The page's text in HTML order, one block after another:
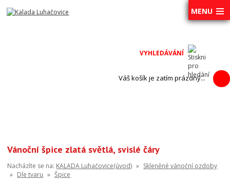
MENU
Váš košík je zatím prázdný...
Vánoční špice zlatá světlá, svislé čáry
Nacházíte se na: KALADA Luhačovice(úvod) » Skleněné vánoční ozdoby
» Dle tvaru » Špice